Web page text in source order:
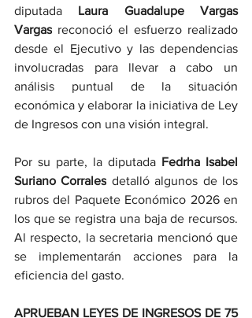
diputada Laura Guadalupe Vargas
Vargas reconoció el esfuerzo realizado
desde el Ejecutivo y las dependencias
involucradas para llevar a cabo un
análisis puntual de la situación
económica y elaborar la iniciativa de Ley
de Ingresos con una visión integral.
Por su parte, la diputada Fedrha Isabel
Suriano Corrales detalló algunos de los
rubros del Paquete Económico 2026 en
los que se registra una baja de recursos.
Al respecto, la secretaria mencionó que
se implementarán acciones para la
eficiencia del gasto.
APRUEBAN LEYES DE INGRESOS DE 75